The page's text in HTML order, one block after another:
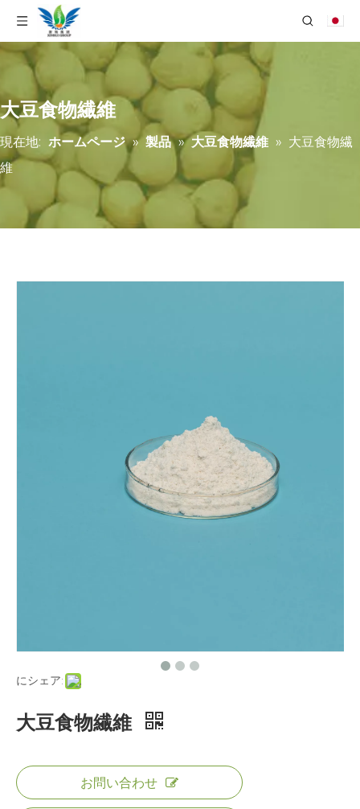
大豆食物繊維
現在地: ホームページ » 製品 » 大豆食物繊維 » 大豆食物繊
維
にシェア:
大豆食物繊維
お問い合わせ